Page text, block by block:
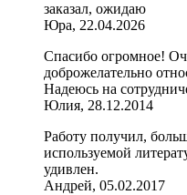
заказал, ожидаю
Юра, 22.04.2026
Спасибо огромное!
доброжелательно
Надеюсь на
Юлия, 28.12.2014
Работу получил,
используемой
удивлен.
Андрей, 05.02.2017